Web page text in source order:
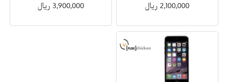
2,100,000 ریال 3,900,000 ریال